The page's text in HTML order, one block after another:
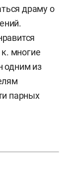
драму о
к. многие
одним из
парных